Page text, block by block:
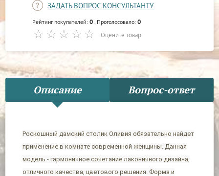
ЗАДАТЬ ВОПРОС КОНСУЛЬТАНТУ
Рейтинг покупателей:0 . Проголосовало:0
Оцените товар
Описание Вопрос-ответ
Роскошный дамский столик Оливия обязательно найдет
применение в комнате современной женщины. Данная
модель - гармоничное сочетание лаконичного дизайна,
отличного качества, цветового решения. Форма и